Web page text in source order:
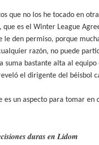
que no los he tocado en
que es el Winter League
le den permiso, porque
razón, no puede
suma bastante alta al
el dirigente del béisbol
es un aspecto para tomar en
duras en Lidom